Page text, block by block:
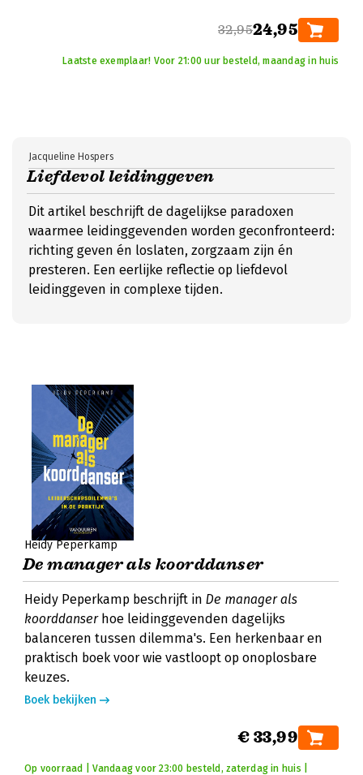
32,9524,95
Laatste exemplaar! Voor 21:00 uur besteld, maandag in huis
Liefdevol leidinggeven
Jacqueline Hospers
Dit artikel beschrijft de dagelijkse paradoxen
waarmee leidinggevenden worden geconfronteerd:
richting geven én loslaten, zorgzaam zijn én
presteren. Een eerlijke reflectie op liefdevol
leidinggeven in complexe tijden.
Heidy Peperkamp
De manager als koorddanser
Heidy Peperkamp beschrijft in De manager als
koorddanserhoe leidinggevenden dagelijks
balanceren tussen dilemma's. Een herkenbaar en
praktisch boek voor wie vastloopt op onoplosbare
keuzes.
Boek bekijken
€ 33,99
Op voorraad | Vandaag voor 23:00 besteld, zaterdag in huis |